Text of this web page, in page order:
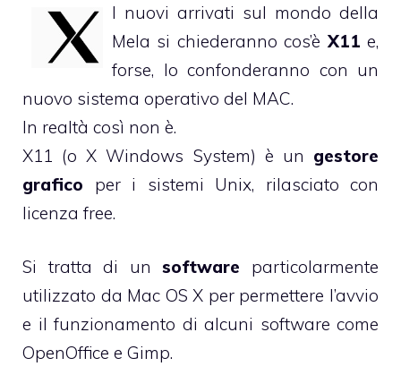
I nuovi arrivati sul mondo della
Mela si chiederanno cos’è X11 e,
forse, lo confonderanno con un
nuovo sistema operativo del MAC.
In realtà così non è.
X11
(o X Windows System) è un gestore
grafico per i sistemi Unix, rilasciato con
licenza free.
Si tratta di unsoftware particolarmente
utilizzato da Mac OS X per permettere l’avvio
e il funzionamento di alcuni software come
OpenOffice e Gimp.